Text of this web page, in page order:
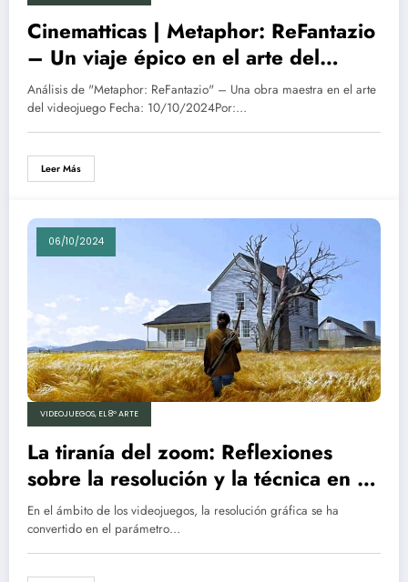
Cinematticas | Metaphor: ReFantazio
– Un viaje épico en el arte del
videojuego
Análisis de "Metaphor: ReFantazio" – Una obra maestra en el arte
del videojuego Fecha: 10/10/2024Por:…
Leer Más
06/10/2024
VIDEOJUEGOS, EL 8º ARTE
La tiranía del zoom: Reflexiones
sobre la resolución y la técnica en la
comparativa de The Last of Us Part II
entre PlayStation 5 y PlayStation 5
Pro, según Digital Foundry
En el ámbito de los videojuegos, la resolución gráfica se ha
convertido en el parámetro…